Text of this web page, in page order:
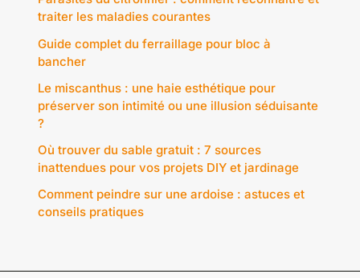
traiter les maladies courantes
Guide complet du ferraillage pour bloc à
bancher
Le miscanthus : une haie esthétique pour
préserver son intimité ou une illusion séduisante
?
Où trouver du sable gratuit : 7 sources
inattendues pour vos projets DIY et jardinage
Comment peindre sur une ardoise : astuces et
conseils pratiques